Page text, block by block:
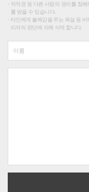
저작권 등 다른 사람의 권리를 침
를 받을 수 있습니다.
타인에게 불쾌감을 주는 욕설 등
리자의 판단에 의해 삭제 합니다.